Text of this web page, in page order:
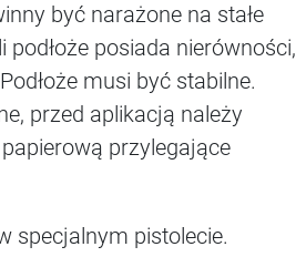
być narażone na stałe
podłoże posiada nierówności,
musi być stabilne.
przed aplikacją należy
przylegające
specjalnym pistolecie.